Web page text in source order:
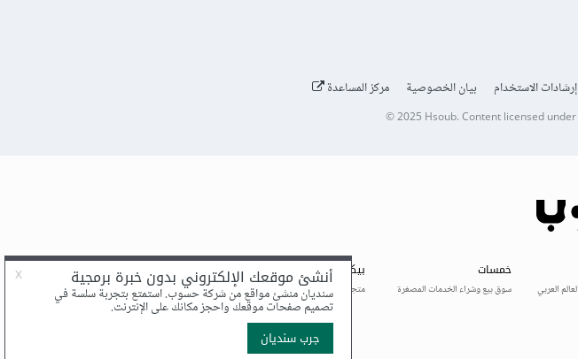
إرشادات الاستخدام بيان الخصوصية مركز المساعدة
© 2025 Hsoub.Content licensed under